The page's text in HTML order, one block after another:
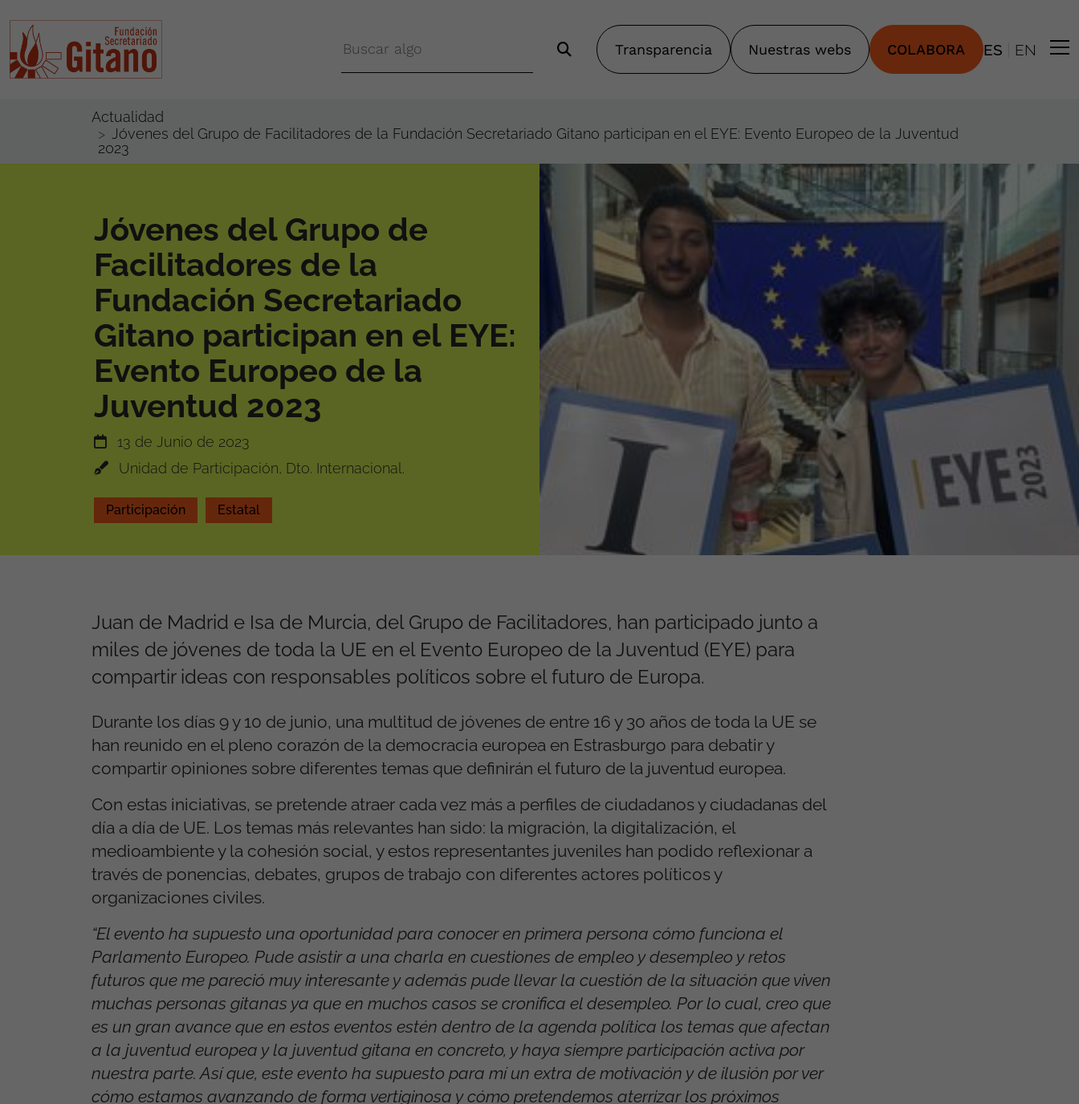
Transparencia Nuestras webs COLABORA ES EN
Actualidad
Jóvenes del Grupo de Facilitadores de la Fundación Secretariado Gitano participan en el EYE: Evento Europeo de la Juventud
2023
Jóvenes del Grupo de
Facilitadores de la
Fundación Secretariado
Gitano participan en el EYE:
Evento Europeo de la
Juventud 2023
13 de Junio de 2023
Unidad de Participación, Dto. Internacional.
Participación Estatal
Juan de Madrid e Isa de Murcia, del Grupo de Facilitadores, han participado junto a
miles de jóvenes de toda la UE en el Evento Europeo de la Juventud (EYE) para
compartir ideas con responsables políticos sobre el futuro de Europa.
Durante los días 9 y 10 de junio, una multitud de jóvenes de entre 16 y 30 años de toda la UE se
han reunido en el pleno corazón de la democracia europea en Estrasburgo para debatir y
compartir opiniones sobre diferentes temas que definirán el futuro de la juventud europea.
Con estas iniciativas, se pretende atraer cada vez más a perfiles de ciudadanos y ciudadanas del
día a día de UE. Los temas más relevantes han sido: la migración, la digitalización, el
medioambiente y la cohesión social, y estos representantes juveniles han podido reflexionar a
través de ponencias, debates, grupos de trabajo con diferentes actores políticos y
organizaciones civiles.
“El evento ha supuesto una oportunidad para conocer en primera persona cómo funciona el
Parlamento Europeo. Pude asistir a una charla en cuestiones de empleo y desempleo y retos
futuros que me pareció muy interesante y además pude llevar la cuestión de la situación que viven
muchas personas gitanas ya que en muchos casos se cronifica el desempleo. Por lo cual, creo que
es un gran avance que en estos eventos estén dentro de la agenda política los temas que afectan
a la juventud europea y la juventud gitana en concreto, y haya siempre participación activa por
nuestra parte. Así que, este evento ha supuesto para mí un extra de motivación y de ilusión por ver
cómo estamos avanzando de forma vertiginosa y cómo pretendemos aterrizar los próximos